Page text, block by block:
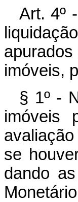
Art. 4º
imóveis,
§ 1º -
imóveis
se
dando